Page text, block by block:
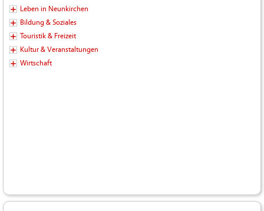
Leben in Neunkirchen
Bildung & Soziales
Touristik & Freizeit
Kultur & Veranstaltungen
Wirtschaft